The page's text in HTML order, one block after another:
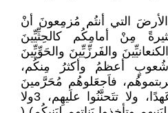
التي أنتُم مُزمِعونَ أنْ
مِنْ أمامِكُم كالحِثِّيِّينَ
والفَرزِّيِّينَ والحَوِّيِّينَ
شُعوبٍ أعظمُ وأكثرُ مِنكُم،
فاَجعَلوهُم مُحَرَّمينَ
علَيكُم. لا تقطَعوا مَعهُم عَهدًا، ولا تتَحنَّنُوا علَيهِم، 3ولا